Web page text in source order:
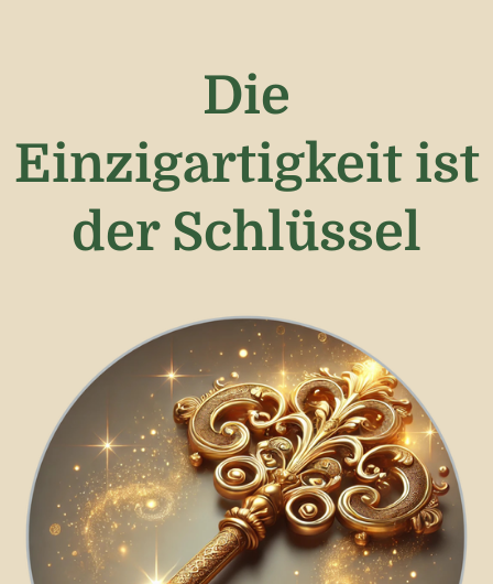
Die
Einzigartigkeit ist
der Schlüssel